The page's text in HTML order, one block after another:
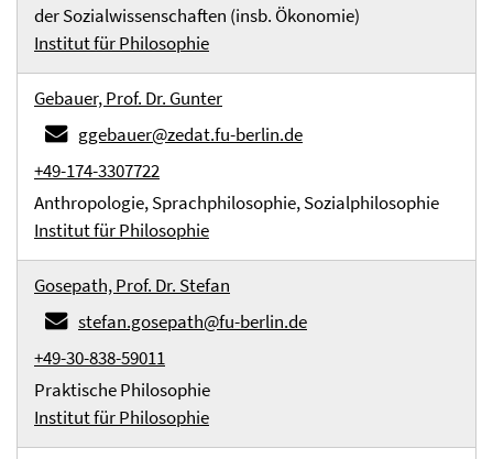
der Sozialwissenschaften (insb. Ökonomie)
Institut für Philosophie
Gebauer, Prof. Dr. Gunter
ggebauer@zedat.fu-berlin.de
+49-174-3307722
Anthropologie, Sprachphilosophie, Sozialphilosophie
Institut für Philosophie
Gosepath, Prof. Dr. Stefan
stefan.gosepath@fu-berlin.de
+49-30-838-59011
Praktische Philosophie
Institut für Philosophie